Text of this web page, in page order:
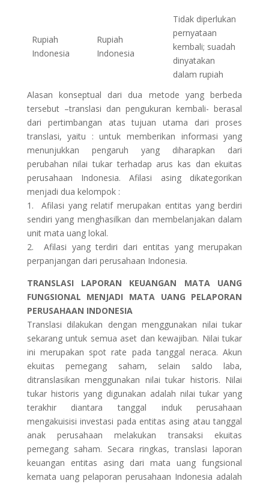
Rupiah
Indonesia
Rupiah
Indonesia
Tidak diperlukan
pernyataan
kembali; suadah
dinyatakan
dalam rupiah
Alasan konseptual dari dua metode yang berbeda
tersebut –translasi dan pengukuran kembali- berasal
dari pertimbangan atas tujuan utama dari proses
translasi, yaitu : untuk memberikan informasi yang
menunjukkan pengaruh yang diharapkan dari
perubahan nilai tukar terhadap arus kas dan ekuitas
perusahaan Indonesia. Afilasi asing dikategorikan
menjadi dua kelompok :
1. Afilasi yang relatif merupakan entitas yang berdiri
sendiri yang menghasilkan dan membelanjakan dalam
unit mata uang lokal.
2. Afilasi yang terdiri dari entitas yang merupakan
perpanjangan dari perusahaan Indonesia.
TRANSLASI LAPORAN KEUANGAN MATA UANG
FUNGSIONAL MENJADI MATA UANG PELAPORAN
PERUSAHAAN INDONESIA
Translasi dilakukan dengan menggunakan nilai tukar
sekarang untuk semua aset dan kewajiban. Nilai tukar
ini merupakan spot rate pada tanggal neraca. Akun
ekuitas pemegang saham, selain saldo laba,
ditranslasikan menggunakan nilai tukar historis. Nilai
tukar historis yang digunakan adalah nilai tukar yang
terakhir diantara tanggal induk perusahaan
mengakuisisi investasi pada entitas asing atau tanggal
anak perusahaan melakukan transaksi ekuitas
pemegang saham. Secara ringkas, translasi laporan
keuangan entitas asing dari mata uang fungsional
kemata uang pelaporan perusahaan Indonesia adalah